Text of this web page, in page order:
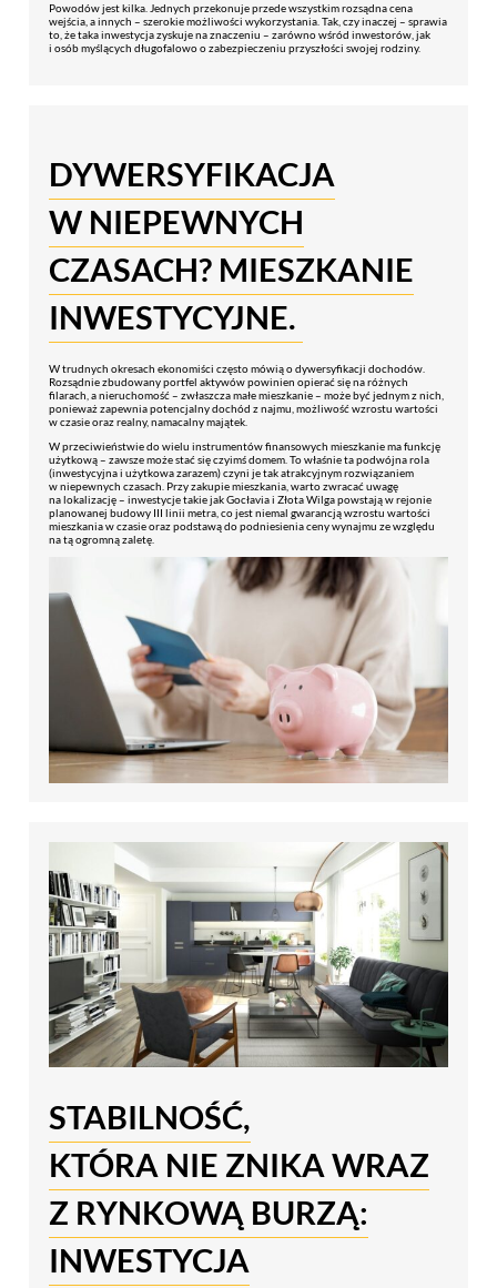
Powodów jest kilka. Jednych przekonuje przede wszystkim rozsądna cena
wejścia, a innych – szerokie możliwości wykorzystania. Tak, czy inaczej – sprawia
to, że taka inwestycja zyskuje na znaczeniu – zarówno wśród inwestorów, jak
i osób myślących długofalowo o zabezpieczeniu przyszłości swojej rodziny.
DYWERSYFIKACJA
W NIEPEWNYCH
CZASACH? MIESZKANIE
INWESTYCYJNE.
W trudnych okresach ekonomiści często mówią o dywersyfikacji dochodów.
Rozsądnie zbudowany portfel aktywów powinien opierać się na różnych
filarach, a nieruchomość – zwłaszcza małe mieszkanie – może być jednym z nich,
ponieważ zapewnia potencjalny dochód z najmu, możliwość wzrostu wartości
w czasie oraz realny, namacalny majątek.
W przeciwieństwie do wielu instrumentów finansowych mieszkanie ma funkcję
użytkową – zawsze może stać się czyimś domem. To właśnie ta podwójna rola
(inwestycyjna i użytkowa zarazem) czyni je tak atrakcyjnym rozwiązaniem
w niepewnych czasach. Przy zakupie mieszkania, warto zwracać uwagę
na lokalizację – inwestycje takie jak Gocłavia i Złota Wilga powstają w rejonie
planowanej budowy III linii metra, co jest niemal gwarancją wzrostu wartości
mieszkania w czasie oraz podstawą do podniesienia ceny wynajmu ze względu
na tą ogromną zaletę.
STABILNOŚĆ,
KTÓRA NIE ZNIKA WRAZ
Z RYNKOWĄ BURZĄ:
INWESTYCJA